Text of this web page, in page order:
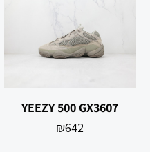
YEEZY 500 GX3607
₪642